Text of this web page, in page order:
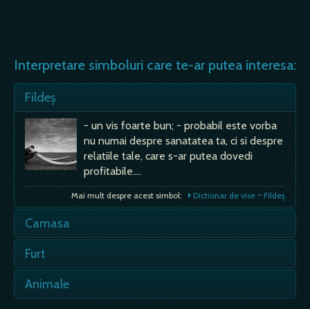
Interpretare simboluri care te-ar putea interesa:
Fildeș
- un vis foarte bun; - probabil este vorba
nu numai despre sanatatea ta, ci si despre
relatiile tale, care s-ar putea dovedi
profitabile.…
Mai mult despre acest simbol: Dictionar de vise ~ Fildeș
Camasa
boala, poate chiar moarte; in acest caz,
odata scoasa camasa, devii vulnerabil si s-
Furt
incorecte, perioada dificila, situatie
Animale